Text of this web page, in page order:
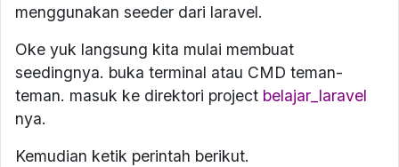
menggunakan seeder dari laravel.
Oke yuk langsung kita mulai membuat
seedingnya. buka terminal atau CMD teman-
teman. masuk ke direktori project belajar_laravel
nya.
Kemudian ketik perintah berikut.